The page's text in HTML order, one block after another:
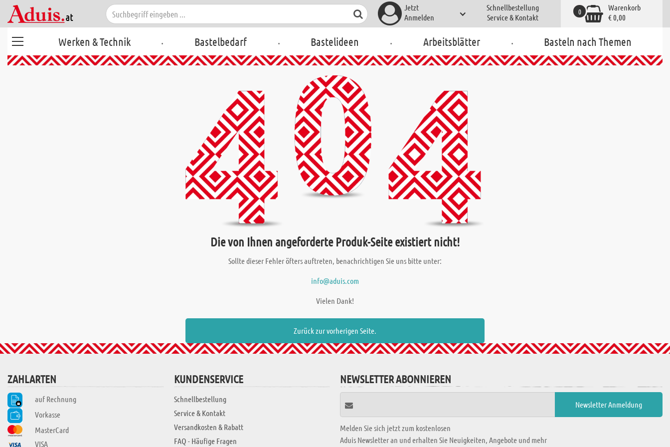
Jetzt
Anmelden
Schnellbestellung
Service & Kontakt
Warenkorb
€ 0,00
0
Werken & Technik . Bastelbedarf . Bastelideen . Arbeitsblätter . Basteln nach Themen
Die von Ihnen angeforderte Produk-Seite existiert nicht!
Sollte dieser Fehler öfters auftreten, benachrichtigen Sie uns bitte unter:
info@aduis.com
Vielen Dank!
Zurück zur vorherigen Seite.
ZAHLARTEN
auf Rechnung
Vorkasse
MasterCard
VISA
KUNDENSERVICE
Schnellbestellung
Service & Kontakt
Versandkosten & Rabatt
FAQ - Häufige Fragen
NEWSLETTER ABONNIEREN
Melden Sie sich jetzt zum kostenlosen
Aduis Newsletter an und erhalten Sie Neuigkeiten, Angebote und mehr